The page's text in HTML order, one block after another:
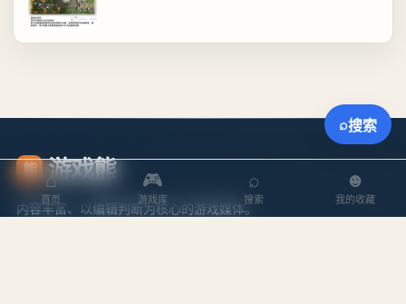
熊 游戏熊
内容丰富、以编辑判断为核心的游戏媒体。
⌂
首页
🎮
游戏库
⌕
搜索
☻
我的收藏
⌕搜索